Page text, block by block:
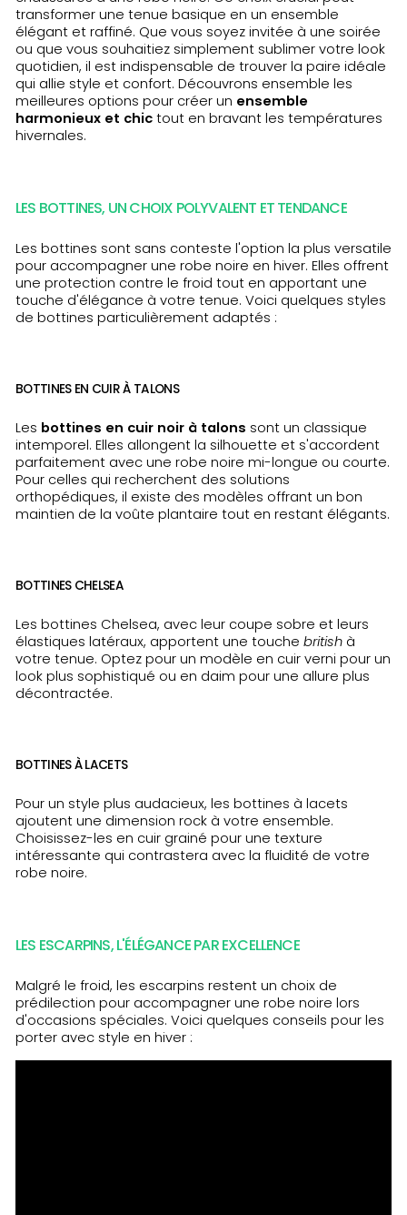
transformer une tenue basique en un ensemble
élégant et raffiné. Que vous soyez invitée à une soirée
ou que vous souhaitiez simplement sublimer votre look
quotidien, il est indispensable de trouver la paire idéale
qui allie style et confort. Découvrons ensemble les
meilleures options pour créer un ensemble
harmonieux et chic tout en bravant les températures
hivernales.
LES BOTTINES, UN CHOIX POLYVALENT ET TENDANCE
Les bottines sont sans conteste l'option la plus versatile
pour accompagner une robe noire en hiver. Elles offrent
une protection contre le froid tout en apportant une
touche d'élégance à votre tenue. Voici quelques styles
de bottines particulièrement adaptés :
BOTTINES EN CUIR À TALONS
Les bottines en cuir noir à talons sont un classique
intemporel. Elles allongent la silhouette et s'accordent
parfaitement avec une robe noire mi-longue ou courte.
Pour celles qui recherchent des solutions
orthopédiques, il existe des modèles offrant un bon
maintien de la voûte plantaire tout en restant élégants.
BOTTINES CHELSEA
Les bottines Chelsea, avec leur coupe sobre et leurs
élastiques latéraux, apportent une touche british à
votre tenue. Optez pour un modèle en cuir verni pour un
look plus sophistiqué ou en daim pour une allure plus
décontractée.
BOTTINES À LACETS
Pour un style plus audacieux, les bottines à lacets
ajoutent une dimension rock à votre ensemble.
Choisissez-les en cuir grainé pour une texture
intéressante qui contrastera avec la fluidité de votre
robe noire.
LES ESCARPINS, L'ÉLÉGANCE PAR EXCELLENCE
Malgré le froid, les escarpins restent un choix de
prédilection pour accompagner une robe noire lors
d'occasions spéciales. Voici quelques conseils pour les
porter avec style en hiver :